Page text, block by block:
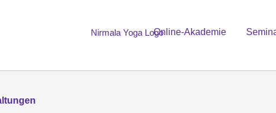
Online-Akademie